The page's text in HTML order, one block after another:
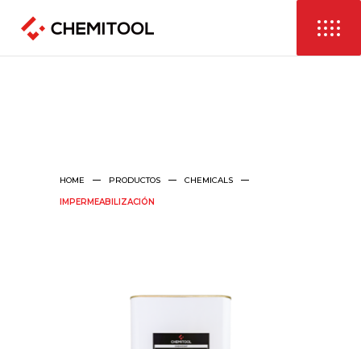
HOME PRODUCTOS CHEMICALS
IMPERMEABILIZACIÓN